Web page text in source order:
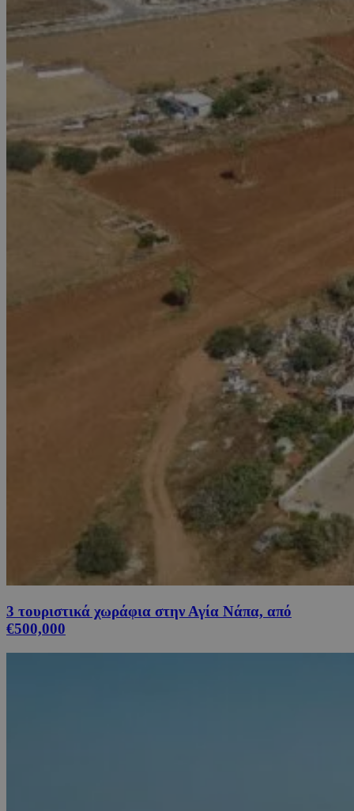
3 τουριστικά χωράφια στην Αγία Νάπα, από
€500,000